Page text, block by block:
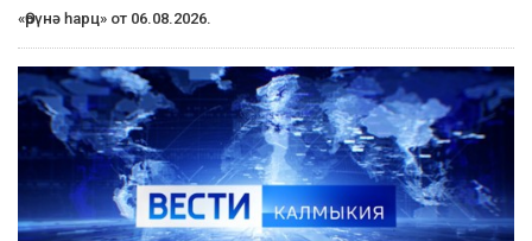
«Өрүнә һарц» от 06.08.2026.